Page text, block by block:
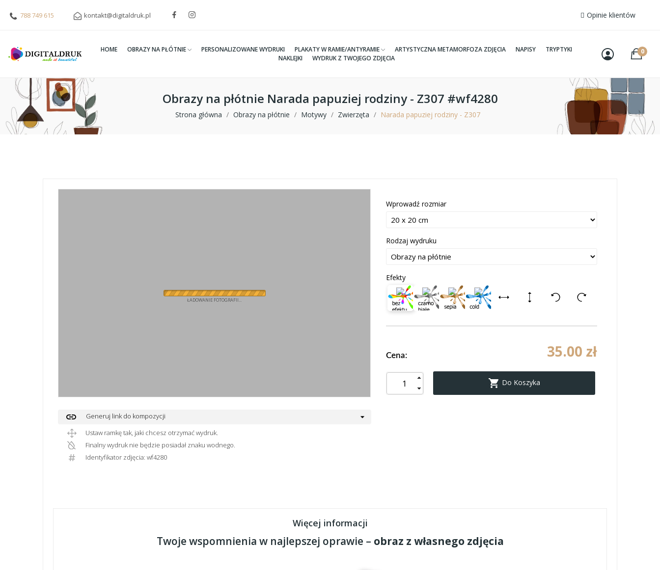
788 749 615 kontakt@digitaldruk.pl Opinie klientów
HOME OBRAZY NA PŁÓTNIE PERSONALIZOWANE WYDRUKI PLAKATY W RAMIE/ANTYRAMIE ARTYSTYCZNA METAMORFOZA ZDJĘCIA NAPISY
TRYPTYKI
NAKLEJKI
WYDRUK Z TWOJEGO ZDJĘCIA
0
Obrazy na płótnie Narada papuziej rodziny - Z307 #wf4280
Strona główna Obrazy na płótnie Motywy Zwierzęta Narada papuziej rodziny - Z307
ŁADOWANIE FOTOGRAFII...
link
Generuj link do kompozycji
Ustaw ramkę tak, jaki chcesz otrzymać wydruk.
Finalny wydruk nie będzie posiadał znaku wodnego.
Identyfikator zdjęcia: wf4280
Wprowadź rozmiar
Rodzaj wydruku
Efekty
Cena: 35.00 zł
 Do Koszyka
Więcej informacji
Twoje wspomnienia w najlepszej oprawie – obraz z własnego zdjęcia